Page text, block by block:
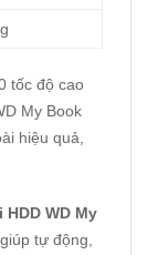
tốc độ cao
My Book
hiệu quả,
WD My
tự động,